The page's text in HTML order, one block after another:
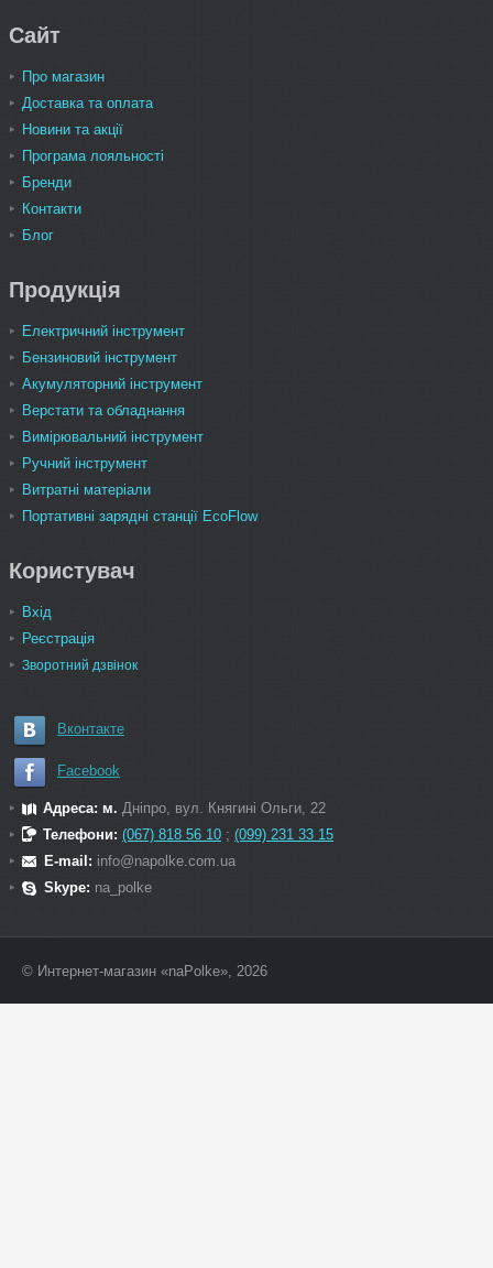
Сайт
Про магазин
Доставка та оплата
Новини та акції
Програма лояльності
Бренди
Контакти
Блог
Продукція
Електричний інструмент
Бензиновий інструмент
Акумуляторний інструмент
Верстати та обладнання
Вимірювальний інструмент
Ручний інструмент
Витратні матеріали
Портативні зарядні станції EcoFlow
Користувач
Вхід
Реєстрація
Зворотний дзвінок
Вконтакте
Facebook
Адреса: м. Дніпро, вул. Княгині Ольги, 22
Телефони: (067) 818 56 10 ; (099) 231 33 15
E-mail: info@napolke.com.ua
Skype: na_polke
© Интернет-магазин «naPolke», 2026